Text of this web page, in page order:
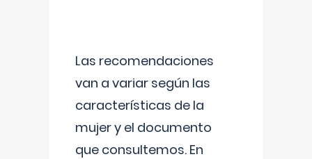
Las recomendaciones
van a variar según las
características de la
mujer y el documento
que consultemos. En